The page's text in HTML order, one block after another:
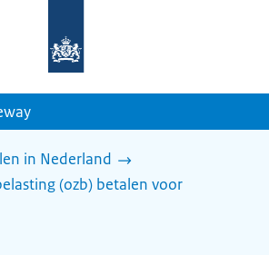
homepage
in Nederland
(ozb) betalen voor